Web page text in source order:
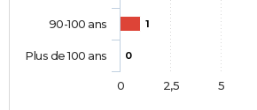
1
0
90-100 ans
Plus de 100 ans
0 2,5 5